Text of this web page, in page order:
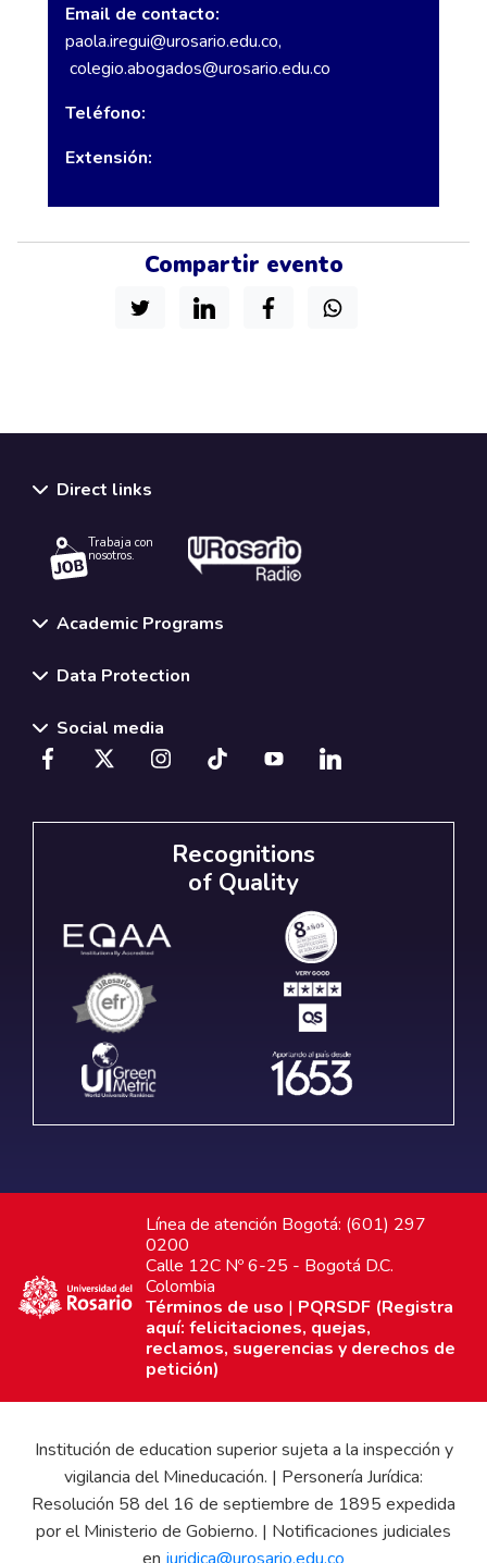
Email de contacto:
paola.iregui@urosario.edu.co,
colegio.abogados@urosario.edu.co
Teléfono:
Extensión:
Compartir evento
Direct links
Trabaja con
nosotros.
Academic Programs
Data Protection
Social media
Recognitions
of Quality
Línea de atención Bogotá: (601) 297
0200
Calle 12C Nº 6-25 - Bogotá D.C.
Colombia
Términos de uso | PQRSDF (Registra
aquí: felicitaciones, quejas,
reclamos, sugerencias y derechos de
petición)
Institución de education superior sujeta a la inspección y
vigilancia del Mineducación. | Personería Jurídica:
Resolución 58 del 16 de septiembre de 1895 expedida
por el Ministerio de Gobierno. | Notificaciones judiciales